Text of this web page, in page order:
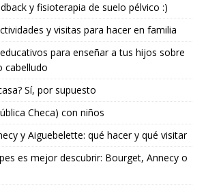
y fisioterapia de suelo pélvico :)
y visitas para hacer en familia
para enseñar a tus hijos sobre
cabelludo
Sí, por supuesto
Checa) con niños
y Aiguebelette: qué hacer y qué visitar
es mejor descubrir: Bourget, Annecy o